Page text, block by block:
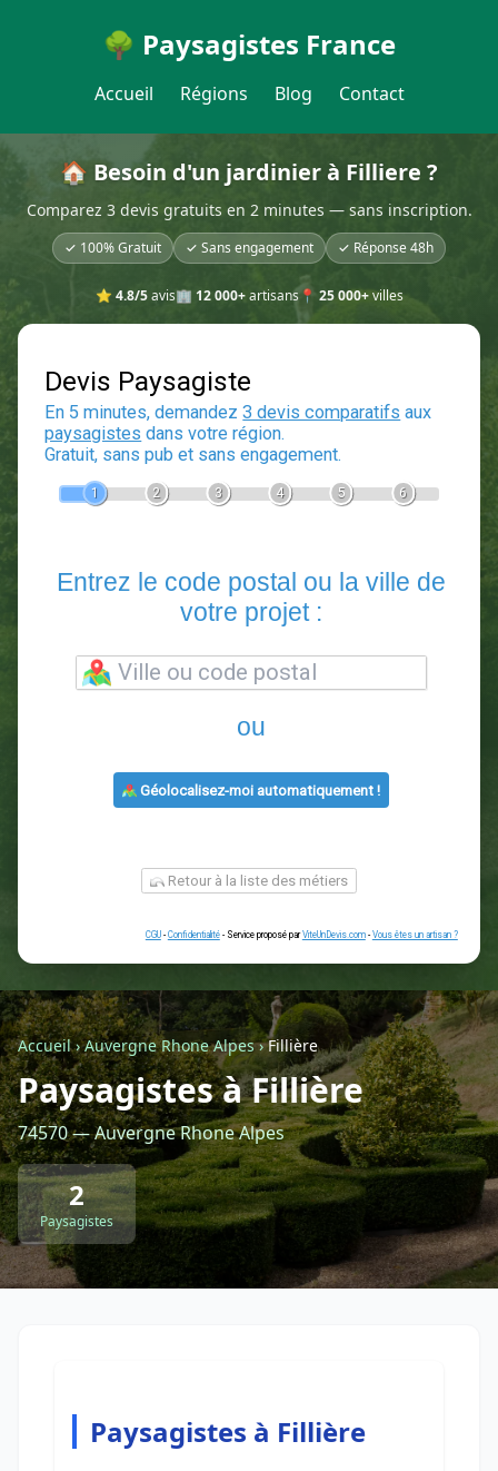
🌳 Paysagistes France
Accueil Régions Blog Contact
🏠 Besoin d'un jardinier à Filliere ?
Comparez 3 devis gratuits en 2 minutes — sans inscription.
✓ 100% Gratuit ✓ Sans engagement ✓ Réponse 48h
⭐ 4.8/5avis🏢 12 000+artisans📍 25 000+villes
Devis Paysagiste
En 5 minutes, demandez3 devis comparatifs
votre projet :
ou
Géolocalisez-moi automatiquement !
Retour à la liste des métiers
CGU-Confidentialité- Service proposé parViteUnDevis.com-Vous
Accueil›Auvergne Rhone Alpes›Fillière
Paysagistes à Fillière
74570 — Auvergne Rhone Alpes
2
Paysagistes
Paysagistes à Fillière